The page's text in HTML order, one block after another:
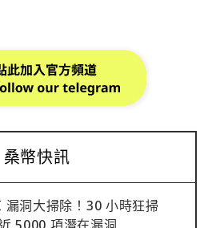
桑幣快訊
漏洞大掃除！30 小時狂掃